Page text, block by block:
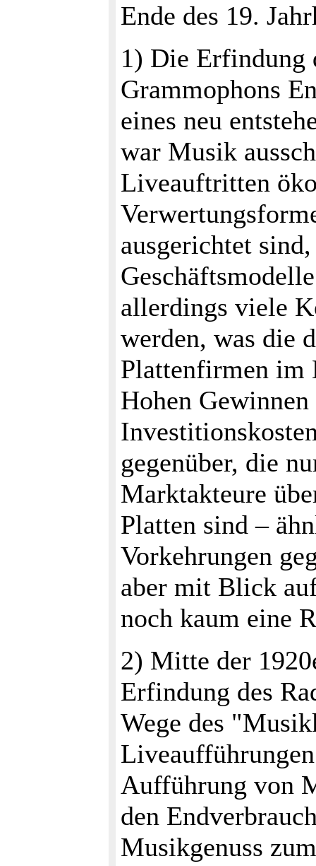
Ende des 19.
1) Die Erfindung
Grammophons
eines neu
war Musik
Liveauftritten
ausgerichtet
allerdings viele
werden, was die
Plattenfirmen im
Hohen
gegenüber, die
Marktakteure
Platten sind –
Vorkehrungen
aber mit Blick
noch kaum eine
2) Mitte der
Erfindung des
Wege des
Aufführung von
den
Musikgenuss